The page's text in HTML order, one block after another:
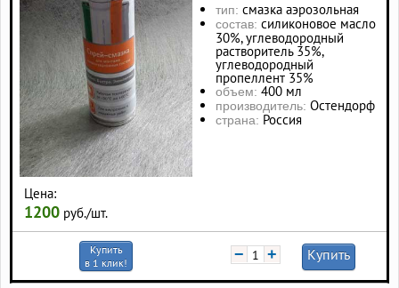
Цена:
1200 руб./шт.
тип: смазка аэрозольная
состав: силиконовое масло
30%, углеводородный
растворитель 35%,
углеводородный
пропеллент 35%
объем: 400 мл
производитель: Остендорф
страна: Россия
Купить
в 1 клик!
− + Купить